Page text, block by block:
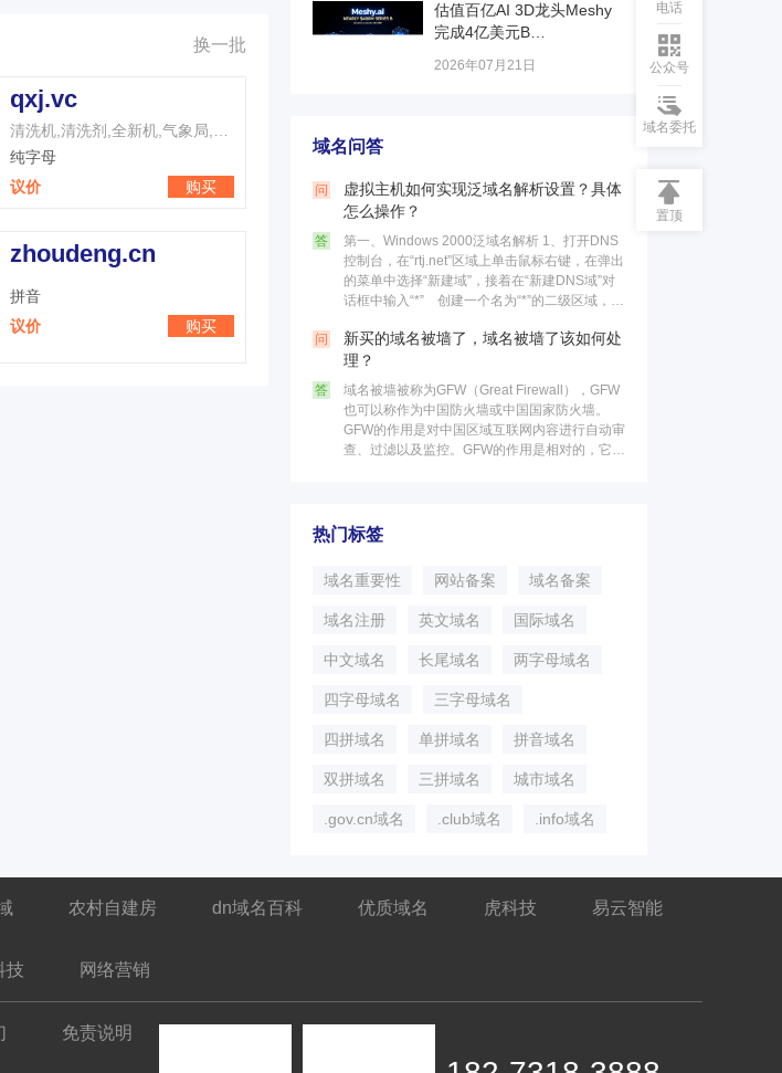
换一批
qxj.vc
纯字母
议价
购买
zhoudeng.cn
拼音
议价
购买
估值百亿AI 3D龙头Meshy
完成4亿美元B…
2026年07月21日
域名问答
问
虚拟主机如何实现泛域名解析设置？具体
怎么操作？
答
第一、Windows 2000泛域名解析 1、打开DNS
控制台，在“rtj.net”区域上单击鼠标右键，在弹出
的菜单中选择“新建域”，接着在“新建DNS域”对
话框中输入“*” 创建一个名为“*”的二级区域，最
问
新买的域名被墙了，域名被墙了该如何处
理？
答
域名被墙被称为GFW（Great Firewall），GFW
也可以称作为中国防火墙或中国国家防火墙。
GFW的作用是对中国区域互联网内容进行自动审
查、过滤以及监控。GFW的作用是相对的，它不
热门标签
域名重要性 网站备案 域名备案
域名注册 英文域名 国际域名
中文域名 长尾域名 两字母域名
四字母域名 三字母域名
四拼域名 单拼域名 拼音域名
双拼域名 三拼域名 城市域名
.gov.cn域名 .club域名 .info域名
电话
公众号
域名委托
置顶
农村自建房 dn域名百科 优质域名 虎科技 易云智能
技 网络营销
免责说明